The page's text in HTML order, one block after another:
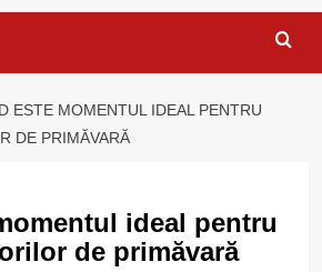
ESTE MOMENTUL IDEAL PENTRU
DE PRIMĂVARĂ
ideal pentru
de primăvară